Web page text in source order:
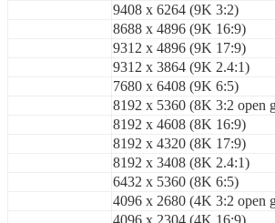
9408 x 6264 (9K 3:2)
8688 x 4896 (9K 16:9)
9312 x 4896 (9K 17:9)
9312 x 3864 (9K 2.4:1)
7680 x 6408 (9K 6:5)
8192 x 5360 (8K 3:2 open
8192 x 4608 (8K 16:9)
8192 x 4320 (8K 17:9)
8192 x 3408 (8K 2.4:1)
6432 x 5360 (8K 6:5)
4096 x 2680 (4K 3:2 open
4096 x 2304 (4K 16:9)